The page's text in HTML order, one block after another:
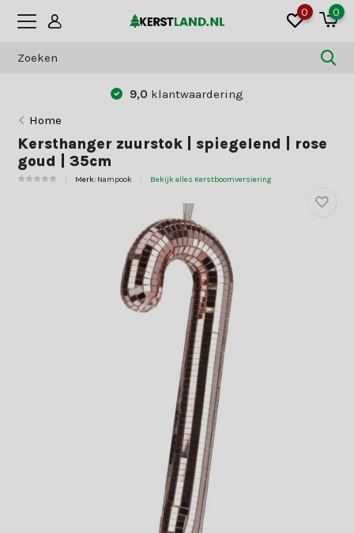
0 0
9,0 klantwaardering
Home
Kersthanger zuurstok | spiegelend | rose
goud | 35cm
Merk: Nampook Bekijk alles Kerstboomversiering